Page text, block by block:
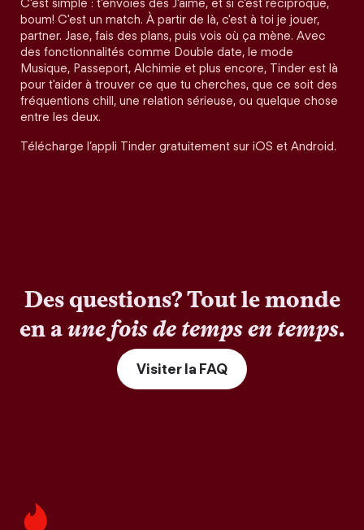
C'est simple : t'envoies des J'aime, et si c'est réciproque,
boum! C'est un match. À partir de là, c'est à toi je jouer,
partner. Jase, fais des plans, puis vois où ça mène. Avec
des fonctionnalités comme Double date, le mode
Musique, Passeport, Alchimie et plus encore, Tinder est là
pour t'aider à trouver ce que tu cherches, que ce soit des
fréquentions chill, une relation sérieuse, ou quelque chose
entre les deux.
Télécharge l’appli Tinder gratuitement sur iOS et Android.
Des questions? Tout le monde
en aune fois de temps en temps.
Visiter la FAQ